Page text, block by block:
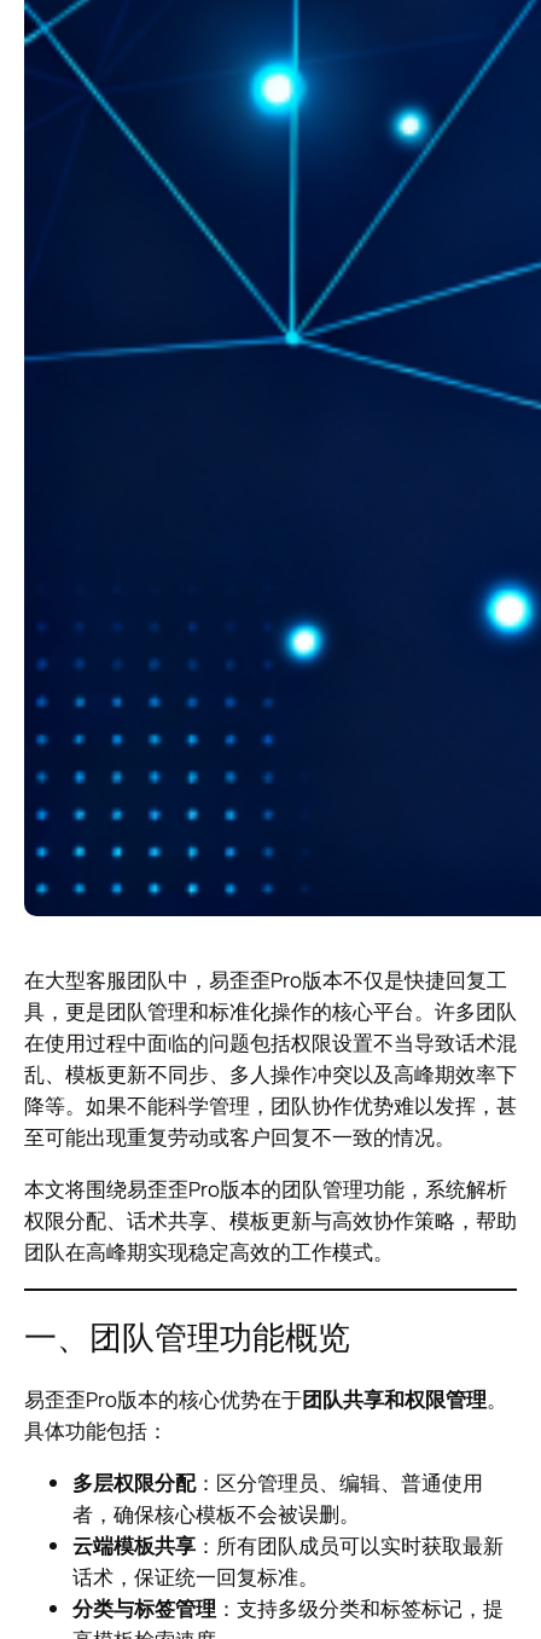
在大型客服团队中，易歪歪Pro版本不仅是快捷回复工
具，更是团队管理和标准化操作的核心平台。许多团队
在使用过程中面临的问题包括权限设置不当导致话术混
乱、模板更新不同步、多人操作冲突以及高峰期效率下
降等。如果不能科学管理，团队协作优势难以发挥，甚
至可能出现重复劳动或客户回复不一致的情况。
本文将围绕易歪歪Pro版本的团队管理功能，系统解析
权限分配、话术共享、模板更新与高效协作策略，帮助
团队在高峰期实现稳定高效的工作模式。
一、团队管理功能概览
易歪歪Pro版本的核心优势在于团队共享和权限管理。
具体功能包括：
多层权限分配：区分管理员、编辑、普通使用
者，确保核心模板不会被误删。
云端模板共享 ：所有团队成员可以实时获取最新
话术，保证统一回复标准。
分类与标签管理 ：支持多级分类和标签标记，提